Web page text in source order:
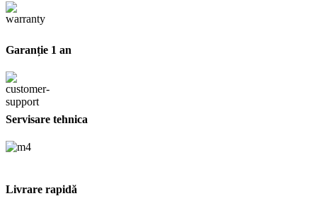
Garanție 1 an
Servisare tehnica
Livrare rapidă